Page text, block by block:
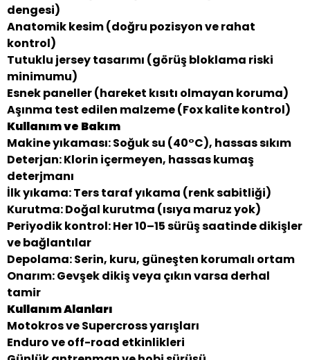
dengesi)
Anatomik kesim (doğru pozisyon ve rahat
kontrol)
Tutuklu jersey tasarımı (görüş bloklama riski
minimumu)
Esnek paneller (hareket kısıtı olmayan koruma)
Aşınma test edilen malzeme (Fox kalite kontrol)
Kullanım ve Bakım
Makine yıkaması: Soğuk su (40°C), hassas sıkım
Deterjan: Klorin içermeyen, hassas kumaş
deterjmanı
İlk yıkama: Ters taraf yıkama (renk sabitliği)
Kurutma: Doğal kurutma (ısıya maruz yok)
Periyodik kontrol: Her 10–15 sürüş saatinde dikişler
ve bağlantılar
Depolama: Serin, kuru, güneşten korumalı ortam
Onarım: Gevşek dikiş veya çıkın varsa derhal
tamir
Kullanım Alanları
Motokros ve Supercross yarışları
Enduro ve off-road etkinlikleri